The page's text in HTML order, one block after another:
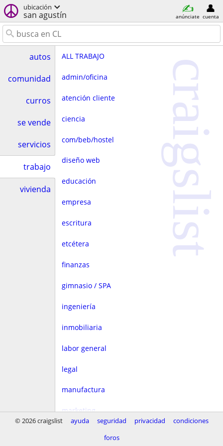
ubicación
san agustín anúnciate cuenta
autos
comunidad
curros
se vende
servicios
trabajo
vivienda
ALL TRABAJO
admin/oficina
atención cliente
ciencia
com/beb/hostel
diseño web
educación
empresa
escritura
etcétera
finanzas
gimnasio / SPA
ingeniería
inmobiliaria
labor general
legal
manufactura
marketing
craigslist
© 2026 craigslist ayuda seguridad privacidad
condiciones
foros